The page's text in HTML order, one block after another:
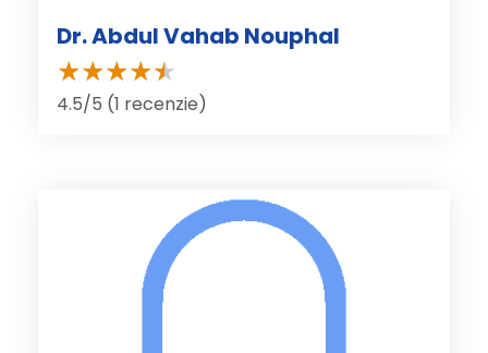
Dr. Abdul Vahab Nouphal
4.5/5 (1 recenzie)